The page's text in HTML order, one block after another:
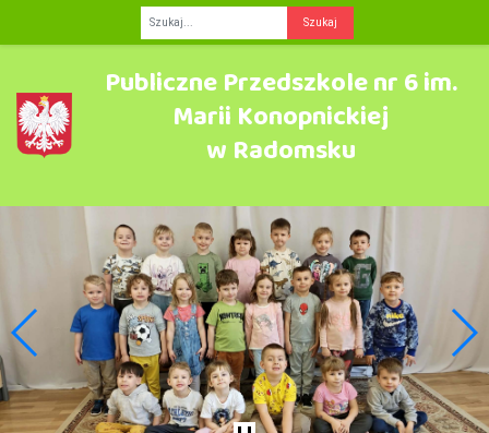
Publiczne Przedszkole nr 6 im.
Marii Konopnickiej
w Radomsku